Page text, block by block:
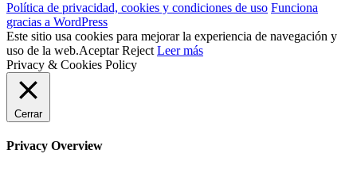
Política de privacidad, cookies y condiciones de uso Funciona
gracias a WordPress
Este sitio usa cookies para mejorar la experiencia de navegación y
uso de la web.Aceptar Reject Leer más
Privacy & Cookies Policy
Cerrar
Privacy Overview